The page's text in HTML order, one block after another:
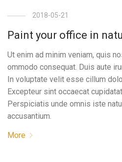
2018-05-21
Paint your office in
Ut enim ad minim veniam, quis
ommodo consequat. Duis aute
In voluptate velit esse cillum
Excepteur sint occaecat
Perspiciatis unde omnis iste
accusantium.
More